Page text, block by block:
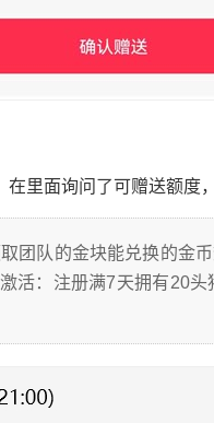
里面询问了可赠送额度
团队的金块能兑换的金
活：注册满7天拥有20